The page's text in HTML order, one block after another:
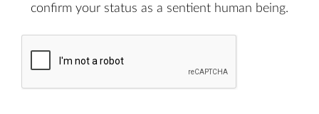
confirm your status as a sentient human being.